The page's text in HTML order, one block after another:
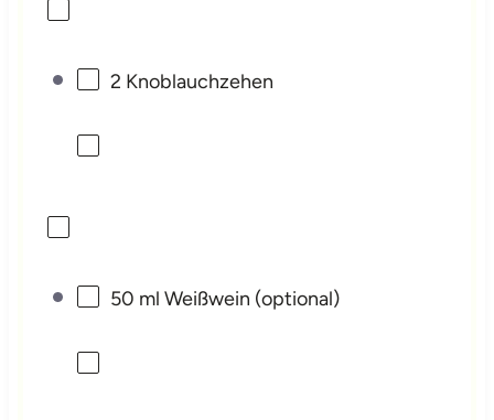
2 Knoblauchzehen
50 ml Weißwein (optional)